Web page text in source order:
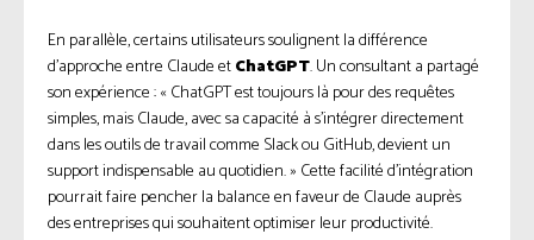
En parallèle, certains utilisateurs soulignent la différence
d’approche entre Claude etChatGPT. Un consultant a partagé
son expérience : « ChatGPT est toujours là pour des requêtes
simples, mais Claude, avec sa capacité à s’intégrer directement
dans les outils de travail comme Slack ou GitHub, devient un
support indispensable au quotidien. » Cette facilité d’intégration
pourrait faire pencher la balance en faveur de Claude auprès
des entreprises qui souhaitent optimiser leur productivité.